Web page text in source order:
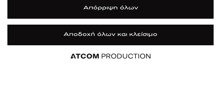
| Πολιτική Cookies | Κώδικας Δεοντολογίας
Προστασία Προσωπικών Δεδομένων
Απόρριψη όλων
Αποδοχή όλων και κλείσιμο